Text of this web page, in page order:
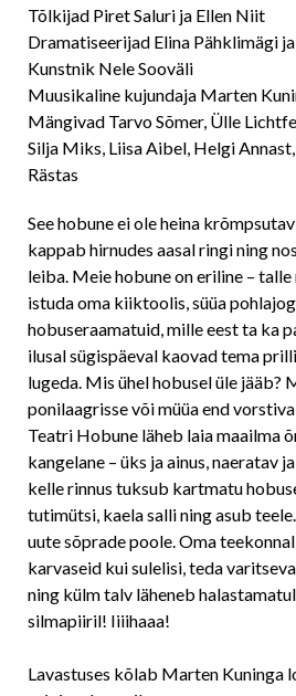
Tõlkijad Piret Saluri ja Ellen Niit
Dramatiseerijad Elina Pähklimägi
Kunstnik Nele Sooväli
Muusikaline kujundaja Marten
Mängivad Tarvo Sõmer, Ülle
Silja Miks, Liisa Aibel, Helgi
Rästas
See hobune ei ole heina
kappab hirnudes aasal ringi ning
leiba. Meie hobune on eriline –
istuda oma kiiktoolis, süüa
hobuseraamatuid, mille eest ta ka
ilusal sügispäeval kaovad tema
lugeda. Mis ühel hobusel üle jääb?
ponilaagrisse või müüa end
Teatri Hobune läheb laia maailma
kangelane – üks ja ainus, naeratav
kelle rinnus tuksub kartmatu
tutimütsi, kaela salli ning asub
uute sõprade poole. Oma
karvaseid kui sulelisi, teda
ning külm talv läheneb
silmapiiril! Iiiihaaa!
Lavastuses kõlab Marten Kuninga